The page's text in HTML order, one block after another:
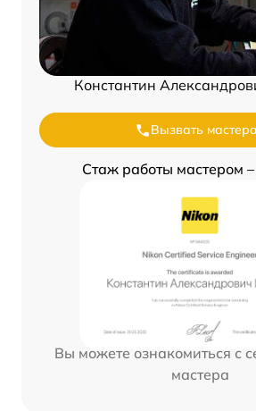
Константин
Вызвать мастера
Стаж работы мастером –
Вы можете ознакомиться с
мастера